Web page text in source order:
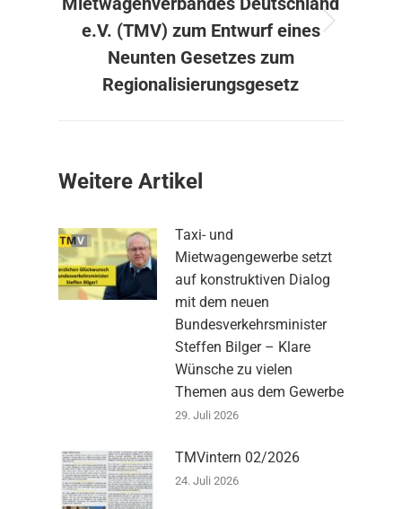
Nächster
Beitrag:
e.V. (TMV) zum Entwurf eines
Neunten Gesetzes zum
Regionalisierungsgesetz
Weitere Artikel
Taxi- und
Mietwagengewerbe setzt
auf konstruktiven Dialog
mit dem neuen
Bundesverkehrsminister
Steffen Bilger – Klare
Wünsche zu vielen
Themen aus dem Gewerbe
29. Juli 2026
TMVintern 02/2026
24. Juli 2026